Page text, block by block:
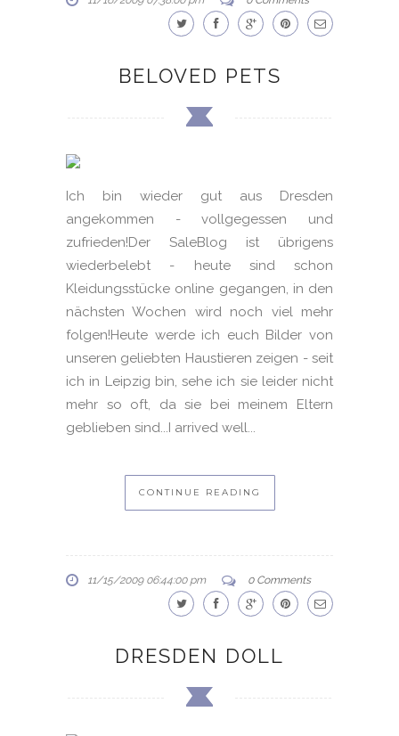
BELOVED PETS
Ich bin wieder gut aus Dresden
angekommen - vollgegessen und
zufrieden!Der SaleBlog ist übrigens
wiederbelebt - heute sind schon
Kleidungsstücke online gegangen, in den
nächsten Wochen wird noch viel mehr
folgen!Heute werde ich euch Bilder von
unseren geliebten Haustieren zeigen - seit
ich in Leipzig bin, sehe ich sie leider nicht
mehr so oft, da sie bei meinem Eltern
geblieben sind...I arrived well...
CONTINUE READING
11/15/2009 06:44:00 pm 0 Comments
DRESDEN DOLL